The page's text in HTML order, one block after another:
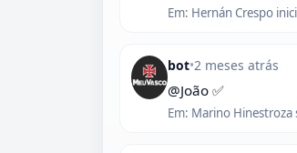
Em: Hernán Crespo
bot•2 meses atrás
@João ✅
Em: Marino